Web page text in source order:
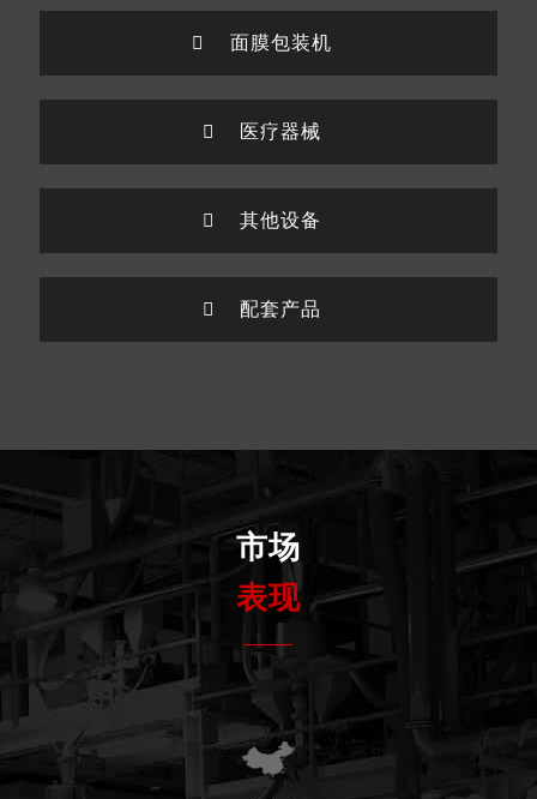
面膜包装机
医疗器械
其他设备
配套产品
市场
表现